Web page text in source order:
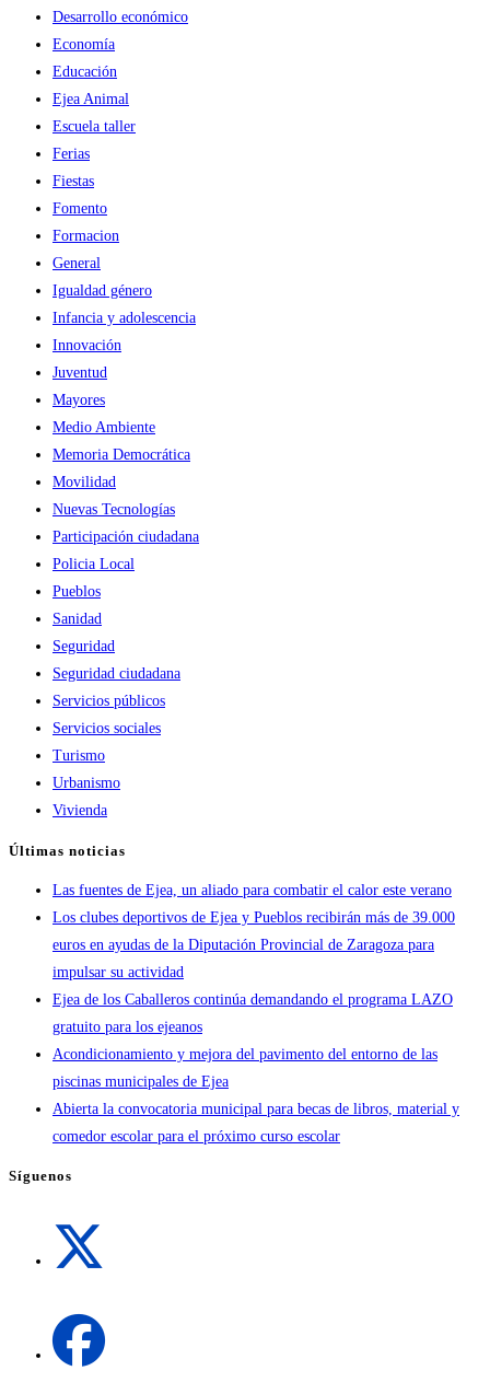
Desarrollo económico
Economía
Educación
Ejea Animal
Escuela taller
Ferias
Fiestas
Fomento
Formacion
General
Igualdad género
Infancia y adolescencia
Innovación
Juventud
Mayores
Medio Ambiente
Memoria Democrática
Movilidad
Nuevas Tecnologías
Participación ciudadana
Policia Local
Pueblos
Sanidad
Seguridad
Seguridad ciudadana
Servicios públicos
Servicios sociales
Turismo
Urbanismo
Vivienda
Últimas noticias
Las fuentes de Ejea, un aliado para combatir el calor este verano
Los clubes deportivos de Ejea y Pueblos recibirán más de 39.000
euros en ayudas de la Diputación Provincial de Zaragoza para
impulsar su actividad
Ejea de los Caballeros continúa demandando el programa LAZO
gratuito para los ejeanos
Acondicionamiento y mejora del pavimento del entorno de las
piscinas municipales de Ejea
Abierta la convocatoria municipal para becas de libros, material y
comedor escolar para el próximo curso escolar
Síguenos
pestaña
abre